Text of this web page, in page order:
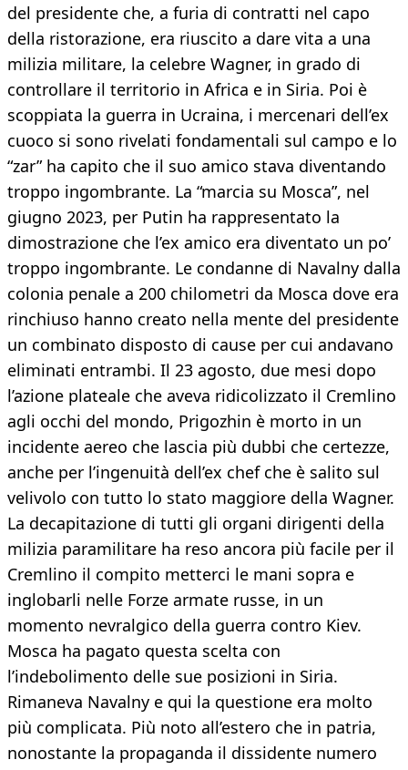
del presidente che, a furia di contratti nel capo
della ristorazione, era riuscito a dare vita a una
milizia militare, la celebre Wagner, in grado di
controllare il territorio in Africa e in Siria. Poi è
scoppiata la guerra in Ucraina, i mercenari dell’ex
cuoco si sono rivelati fondamentali sul campo e lo
“zar” ha capito che il suo amico stava diventando
troppo ingombrante. La “marcia su Mosca”, nel
giugno 2023, per Putin ha rappresentato la
dimostrazione che l’ex amico era diventato un po’
troppo ingombrante. Le condanne di Navalny dalla
colonia penale a 200 chilometri da Mosca dove era
rinchiuso hanno creato nella mente del presidente
un combinato disposto di cause per cui andavano
eliminati entrambi. Il 23 agosto, due mesi dopo
l’azione plateale che aveva ridicolizzato il Cremlino
agli occhi del mondo, Prigozhin è morto in un
incidente aereo che lascia più dubbi che certezze,
anche per l’ingenuità dell’ex chef che è salito sul
velivolo con tutto lo stato maggiore della Wagner.
La decapitazione di tutti gli organi dirigenti della
milizia paramilitare ha reso ancora più facile per il
Cremlino il compito metterci le mani sopra e
inglobarli nelle Forze armate russe, in un
momento nevralgico della guerra contro Kiev.
Mosca ha pagato questa scelta con
l’indebolimento delle sue posizioni in Siria.
Rimaneva Navalny e qui la questione era molto
più complicata. Più noto all’estero che in patria,
nonostante la propaganda il dissidente numero